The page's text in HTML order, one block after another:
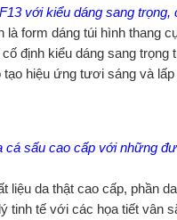
với kiểu dáng sang
form dáng túi hình
định kiểu dáng sang
hiệu ứng tươi sáng và
cá sấu cao cấp với những
liệu da thật cao cấp, phần
tế với các họa tiết vân